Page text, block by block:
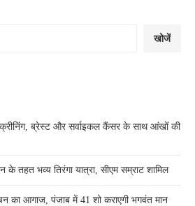
खोजें
ब्रेस्ट और सर्वाइकल कैंसर के साथ आंखों की
के तहत भव्य तिरंगा यात्रा, सीएम सम्राट शामिल
का आगाज, पंजाब में 41 शो कराएगी भगवंत मान